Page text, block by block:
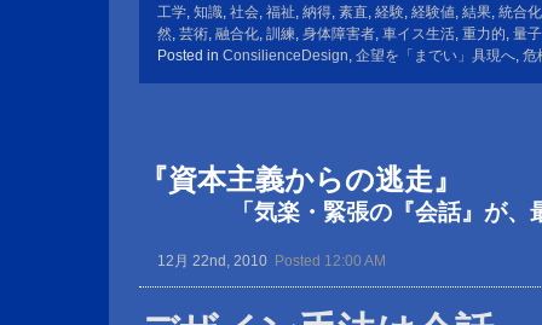
工学, 知識, 社会, 福祉, 納得, 素直, 経験, 経験値, 結果, 統合化
然, 芸術, 融合化, 訓練, 身体障害者, 車イス生活, 重力的, 量
Posted in ConsilienceDesign, 企望を「までい」具現へ, 危
『資本主義からの逃走』
「気楽・緊張の『会話』が、最
12月 22nd, 2010 Posted 12:00 AM